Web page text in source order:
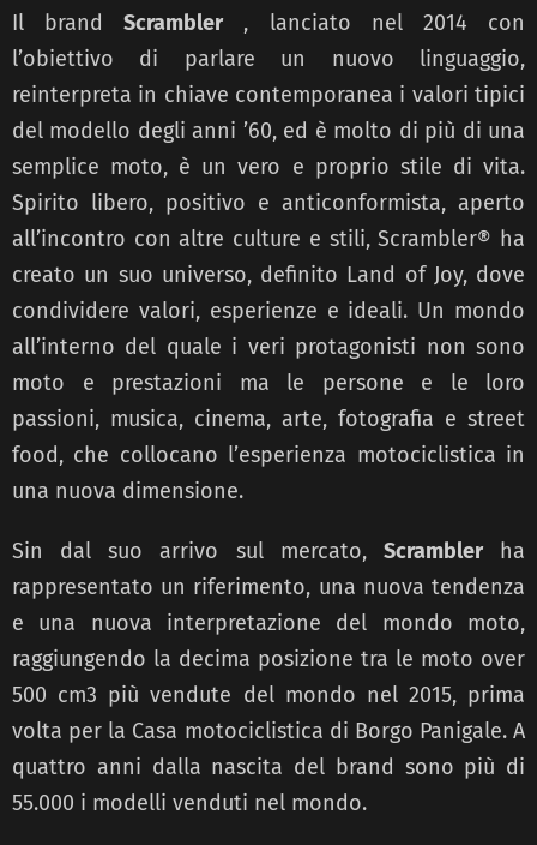
Il brandScrambler, lanciato nel 2014 con
l’obiettivo di parlare un nuovo linguaggio,
reinterpreta in chiave contemporanea i valori tipici
del modello degli anni ’60, ed è molto di più di una
semplice moto, è un vero e proprio stile di vita.
Spirito libero, positivo e anticonformista, aperto
all’incontro con altre culture e stili, Scrambler® ha
creato un suo universo, definito Land of Joy, dove
condividere valori, esperienze e ideali. Un mondo
all’interno del quale i veri protagonisti non sono
moto e prestazioni ma le persone e le loro
passioni, musica, cinema, arte, fotografia e street
food, che collocano l’esperienza motociclistica in
una nuova dimensione.
Sin dal suo arrivo sul mercato, Scramblerha
rappresentato un riferimento, una nuova tendenza
e una nuova interpretazione del mondo moto,
raggiungendo la decima posizione tra le moto over
500 cm3 più vendute del mondo nel 2015, prima
volta per la Casa motociclistica di Borgo Panigale. A
quattro anni dalla nascita del brand sono più di
55.000 i modelli venduti nel mondo.